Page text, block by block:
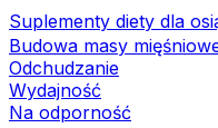
Suplementy diety dla
Budowa masy
Odchudzanie
Wydajność
Na odporność